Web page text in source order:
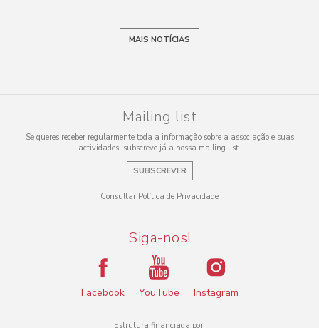
MAIS NOTÍCIAS
Mailing list
Se queres receber regularmente toda a informação sobre a associação e suas
actividades, subscreve já a nossa mailing list.
SUBSCREVER
Consultar Política de Privacidade
Siga-nos!
Facebook YouTube Instagram
Estrutura financiada por: